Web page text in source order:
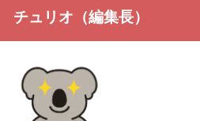
チュリオ（編集長）